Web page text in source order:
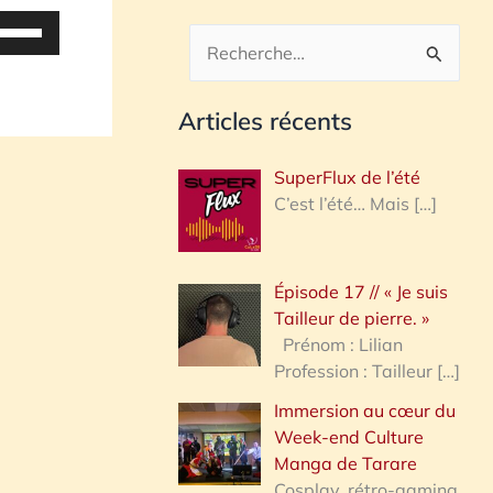
c
h
r
h
e
:
Articles récents
SuperFlux de l’été
C’est l’été… Mais […]
Épisode 17 // « Je suis
Tailleur de pierre. »
Prénom : Lilian
Profession : Tailleur […]
Immersion au cœur du
Week-end Culture
Manga de Tarare